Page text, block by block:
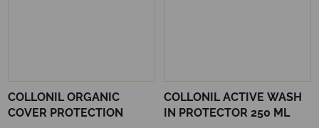
COLLONIL ORGANIC
COVER PROTECTION
COLLONIL ACTIVE WASH
IN PROTECTOR 250 ML